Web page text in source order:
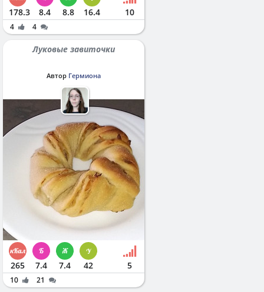
178.3 8.4 8.8 16.4 10
4 4
Луковые завиточки
Автор Гермиона
265 7.4 7.4 42 5
10 21